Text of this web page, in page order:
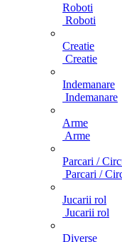
Roboti
Roboti
Creatie
Creatie
Indemanare
Indemanare
Arme
Arme
Parcari /
Parcari /
Jucarii rol
Jucarii rol
Diverse